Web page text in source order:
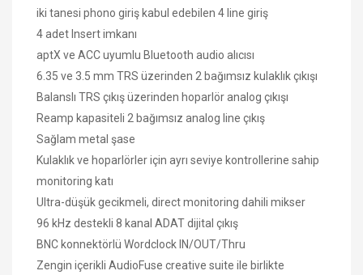
iki tanesi phono giriş kabul edebilen 4 line giriş
4 adet Insert imkanı
aptX ve ACC uyumlu Bluetooth audio alıcısı
6.35 ve 3.5 mm TRS üzerinden 2 bağımsız kulaklık çıkışı
Balanslı TRS çıkış üzerinden hoparlör analog çıkışı
Reamp kapasiteli 2 bağımsız analog line çıkış
Sağlam metal şase
Kulaklık ve hoparlörler için ayrı seviye kontrollerine sahip
monitoring katı
Ultra-düşük gecikmeli, direct monitoring dahili mikser
96 kHz destekli 8 kanal ADAT dijital çıkış
BNC konnektörlü Wordclock IN/OUT/Thru
Zengin içerikli AudioFuse creative suite ile birlikte